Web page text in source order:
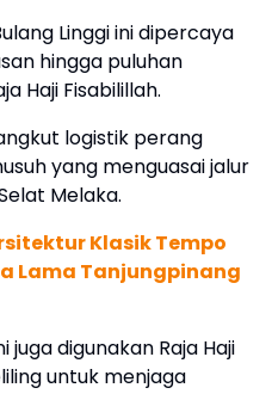
Linggi ini dipercaya
hingga puluhan
Haji Fisabilillah.
logistik perang
yang menguasai jalur
Melaka.
Klasik Tempo
Lama Tanjungpinang
digunakan Raja Haji
untuk menjaga